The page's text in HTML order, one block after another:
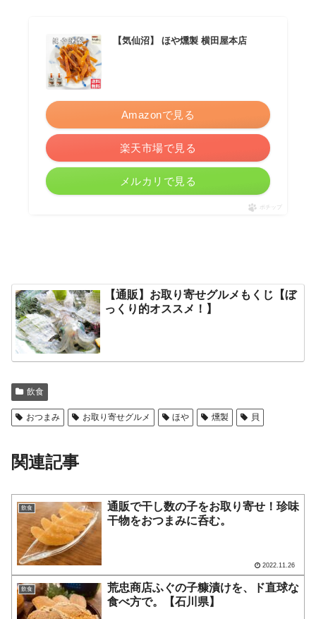
【気仙沼】 ほや燻製 横田屋本店
Amazonで見る
楽天市場で見る
メルカリで見る
ポチップ
【通販】お取り寄せグルメもくじ【ぼ
っくり的オススメ！】
飲食
おつまみ お取り寄せグルメ ほや 燻製 貝
関連記事
飲食
通販で干し数の子をお取り寄せ！珍味
干物をおつまみに呑む。
2022.11.26
飲食
荒忠商店ふぐの子糠漬けを、ド直球な
食べ方で。【石川県】